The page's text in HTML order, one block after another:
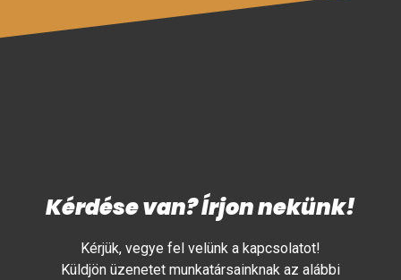
Kérdése van? Írjon nekünk!
Kérjük, vegye fel velünk a kapcsolatot!
Küldjön üzenetet munkatársainknak az alábbi